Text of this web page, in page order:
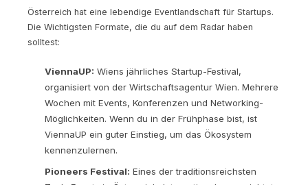
Österreich hat eine lebendige Eventlandschaft für Startups.
Die Wichtigsten Formate, die du auf dem Radar haben
solltest:
ViennaUP: Wiens jährliches Startup-Festival,
organisiert von der Wirtschaftsagentur Wien. Mehrere
Wochen mit Events, Konferenzen und Networking-
Möglichkeiten. Wenn du in der Frühphase bist, ist
ViennaUP ein guter Einstieg, um das Ökosystem
kennenzulernen.
Pioneers Festival: Eines der traditionsreichsten